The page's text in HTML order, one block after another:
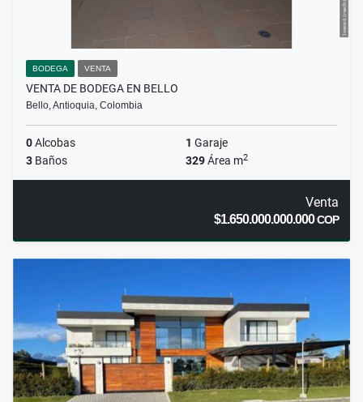
BODEGA VENTA
VENTA DE BODEGA EN BELLO
Bello, Antioquia, Colombia
0Alcobas 1 Garaje
3 Baños 329Área m2
Venta
$1.650.000.000.000COP